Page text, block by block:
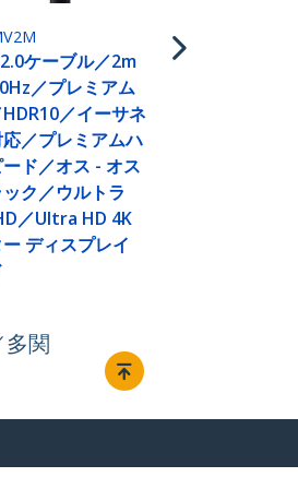
ケーブル／2m
／プレミアム
／イーサネ
／プレミアムハ
ド／オス - オス
ク／ウルトラ
／Ultra HD 4K
ディスプレイ
多関